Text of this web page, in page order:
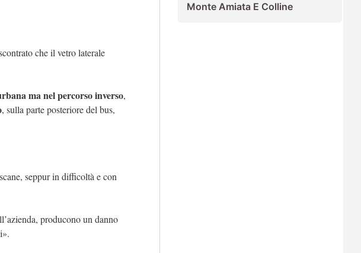
che il vetro laterale
ma nel percorso inverso,
, sulla parte posteriore del bus,
seppur in difficoltà e con
producono un danno
Monte Amiata E Colline